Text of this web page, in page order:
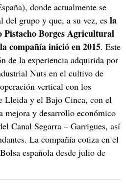
donde actualmente se
del grupo y que, a su vez, es la
Pistacho Borges Agricultural
compañía inició en 2015. Este
de la experiencia adquirida por
Nuts en el cultivo de
vertical con los
Lleida y el Bajo Cinca, con el
mejora y desarrollo económico
Canal Segarra – Garrigues, así
La compañía cotiza en el
española desde julio de